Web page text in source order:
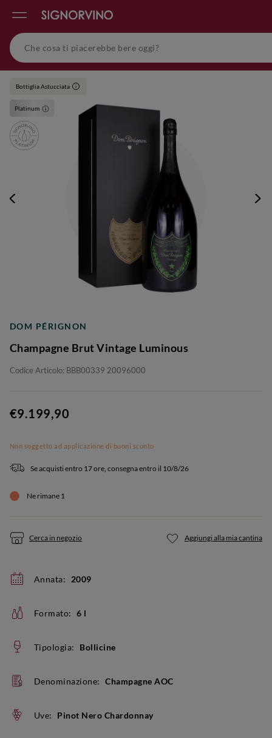
Bottiglia Astucciata i
Platinum
DOM PÉRIGNON
Champagne Brut Vintage Luminous
Codice Articolo: BBB00339 20096000
€9.199,90
Non soggetto ad applicazione di buoni sconto
Se acquisti entro 17 ore, consegna entro il 10/8/26
Ne rimane 1
Cerca in negozio Aggiungi alla mia cantina
Annata: 2009
Formato: 6 l
Tipologia: Bollicine
Denominazione: Champagne AOC
Uve: Pinot Nero Chardonnay